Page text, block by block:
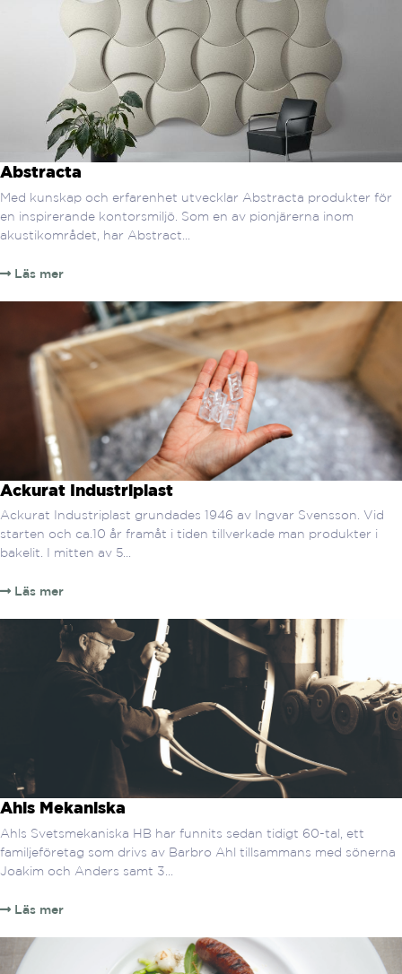
Abstracta
Med kunskap och erfarenhet utvecklar Abstracta produkter för
en inspirerande kontorsmiljö. Som en av pionjärerna inom
akustikområdet, har Abstract...
Läs mer
Ackurat Industriplast
Ackurat Industriplast grundades 1946 av Ingvar Svensson. Vid
starten och ca.10 år framåt i tiden tillverkade man produkter i
bakelit. I mitten av 5...
Läs mer
Ahls Mekaniska
Ahls Svetsmekaniska HB har funnits sedan tidigt 60-tal, ett
familjeföretag som drivs av Barbro Ahl tillsammans med sönerna
Joakim och Anders samt 3...
Läs mer